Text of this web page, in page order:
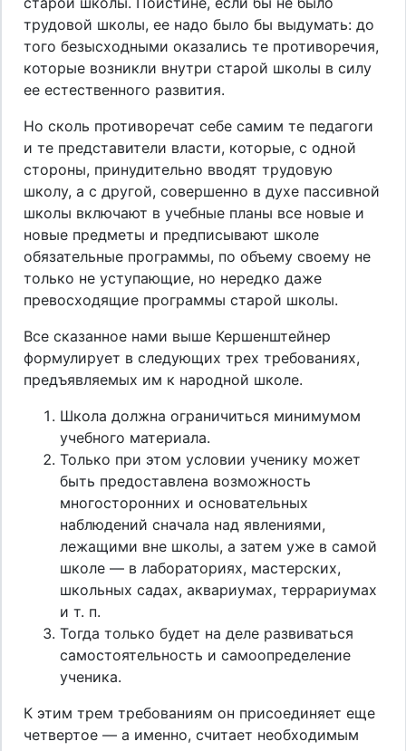
трудовой школы, ее надо было бы выдумать: до
того безысходными оказались те противоречия,
которые возникли внутри старой школы в силу
ее естественного развития.
Но сколь противоречат себе самим те педагоги
и те представители власти, которые, с одной
стороны, принудительно вводят трудовую
школу, а с другой, совершенно в духе пассивной
школы включают в учебные планы все новые и
новые предметы и предписывают школе
обязательные программы, по объему своему не
только не уступающие, но нередко даже
превосходящие программы старой школы.
Все сказанное нами выше Кершенштейнер
формулирует в следующих трех требованиях,
предъявляемых им к народной школе.
Школа должна ограничиться минимумом
учебного материала.
Только при этом условии ученику может
быть предоставлена возможность
многосторонних и основательных
наблюдений сначала над явлениями,
лежащими вне школы, а затем уже в самой
школе — в лабораториях, мастерских,
школьных садах, аквариумах, террариумах
и т. п.
Тогда только будет на деле развиваться
самостоятельность и самоопределение
ученика.
К этим трем требованиям он присоединяет еще
четвертое — а именно, считает необходимым